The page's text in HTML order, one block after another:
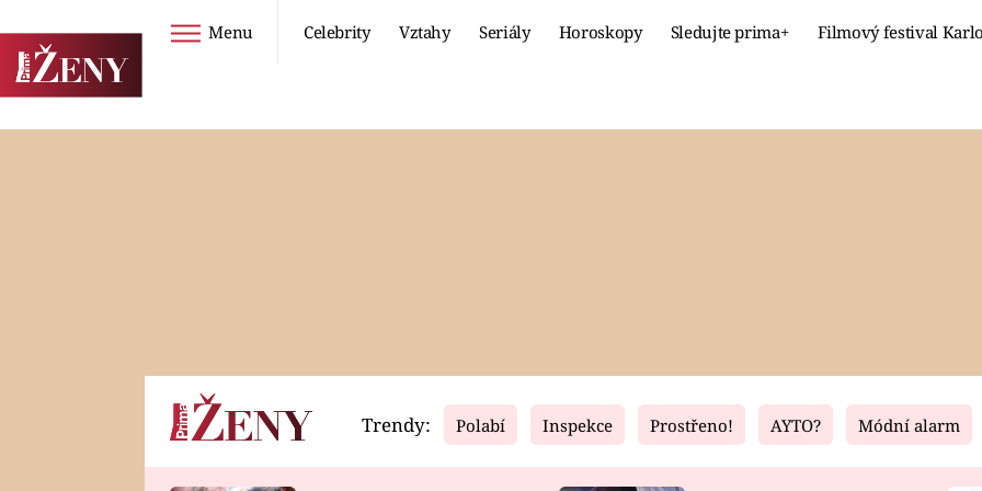
Menu Celebrity Vztahy Seriály Horoskopy Sledujte prima+ Filmový festival
Horoskopy Video Fresh Living
Trendy: Polabí Inspekce Prostřeno! AYTO? Módní alarm